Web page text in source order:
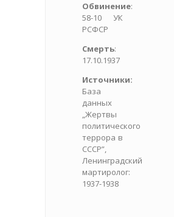
Обвинение:
58-10 УК
РСФСР
Смерть:
17.10.1937
Источники:
База
данных
„Жертвы
политического
террора в
СССР”,
Ленинградский
мартиролог:
1937-1938